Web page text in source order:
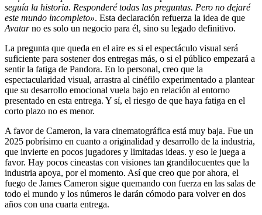
seguía la historia. Responderé todas las preguntas. Pero no dejaré
este mundo incompleto». Esta declaración refuerza la idea de que
Avatarno es solo un negocio para él, sino su legado definitivo.
La pregunta que queda en el aire es si el espectáculo visual será
suficiente para sostener dos entregas más, o si el público empezará a
sentir la fatiga de Pandora. En lo personal, creo que la
espectacularidad visual, arrastra al cinéfilo experimentado a plantear
que su desarrollo emocional vuela bajo en relación al entorno
presentado en esta entrega. Y sí, el riesgo de que haya fatiga en el
corto plazo no es menor.
A favor de Cameron, la vara cinematográfica está muy baja. Fue un
2025 pobrísimo en cuanto a originalidad y desarrollo de la industria,
que invierte en pocos jugadores y limitadas ideas. y eso le juega a
favor. Hay pocos cineastas con visiones tan grandilocuentes que la
industria apoya, por el momento. Así que creo que por ahora, el
fuego de James Cameron sigue quemando con fuerza en las salas de
todo el mundo y los números le darán cómodo para volver en dos
años con una cuarta entrega.